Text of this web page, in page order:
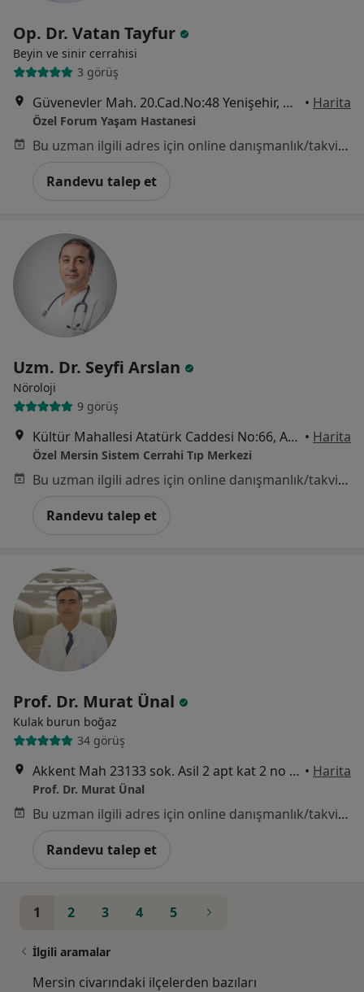
Op. Dr. Vatan Tayfur
Beyin ve sinir cerrahisi
3 görüş
Güvenevler Mah. 20.Cad.No:48 Yenişehir, Mersin • Harita
Özel Forum Yaşam Hastanesi
Bu uzman ilgili adres için online danışmanlık/takvim sunmuyor.
Randevu talep et
Uzm. Dr. Seyfi Arslan
Nöroloji
9 görüş
Kültür Mahallesi Atatürk Caddesi No:66, Akdeniz • Harita
Özel Mersin Sistem Cerrahi Tıp Merkezi
Bu uzman ilgili adres için online danışmanlık/takvim sunmuyor.
Randevu talep et
Prof. Dr. Murat Ünal
Kulak burun boğaz
34 görüş
Akkent Mah 23133 sok. Asil 2 apt kat 2 no 3 Yenişehir Mersin (Batur mobilya üstü), Mersin • Harita
Prof. Dr. Murat Ünal
Bu uzman ilgili adres için online danışmanlık/takvim sunmuyor.
Randevu talep et
1 2 3 4 5
İlgili aramalar
Mersin civarındaki ilçelerden bazıları